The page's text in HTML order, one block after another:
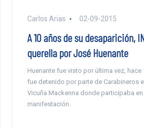
Carlos Arias 02-09-2015
A 10 años de su desaparición,
querella por José Huenante
Huenante fue visto por última vez, hace
fue detenido por parte de Carabineros
Vicuña Mackenna donde participaba en
manifestación.